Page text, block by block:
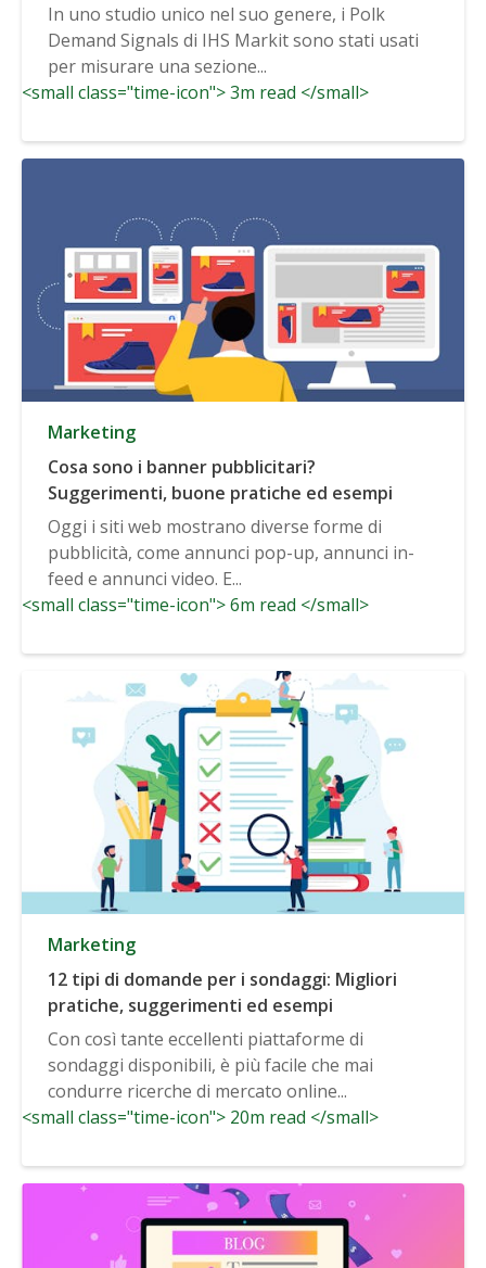
In uno studio unico nel suo genere, i Polk
Demand Signals di IHS Markit sono stati usati
per misurare una sezione...
<small class="time-icon"> 3m read </small>
Marketing
Cosa sono i banner pubblicitari?
Suggerimenti, buone pratiche ed esempi
Oggi i siti web mostrano diverse forme di
pubblicità, come annunci pop-up, annunci in-
feed e annunci video. E...
<small class="time-icon"> 6m read </small>
Marketing
12 tipi di domande per i sondaggi: Migliori
pratiche, suggerimenti ed esempi
Con così tante eccellenti piattaforme di
sondaggi disponibili, è più facile che mai
condurre ricerche di mercato online...
<small class="time-icon"> 20m read </small>